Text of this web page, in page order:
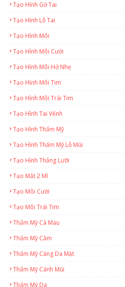
Tạo Hình Gờ Tai
Tạo Hình Lỗ Tai
Tạo Hình Môi
Tạo Hình Môi Cười
Tạo Hình Môi Hở Nhẹ
Tạo Hình Môi Tim
Tạo Hình Môi Trái Tim
Tạo Hình Tai Vểnh
Tạo Hình Thẩm Mỹ
Tạo Hình Thẩm Mỹ Lỗ Mũi
Tạo Hình Thắng Lưỡi
Tạo Mắt 2 Mí
Tạo Môi Cười
Tạo Môi Trái Tim
Thẩm Mỹ Cà Mau
Thẩm Mỹ Cằm
Thẩm Mỹ Căng Da Mặt
Thẩm Mỹ Cánh Mũi
Thẩm Mỹ Da